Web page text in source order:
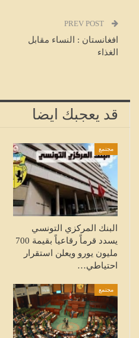
افغانستان : النساء مقابل
الغذاء
قد يعجبك ايضا
مجتمع
البنك المركزي التونسي
يسدد قرماً رقاعياً بقيمة 700
مليون يورو ويعلن استقرار
احتياطي…
مجتمع